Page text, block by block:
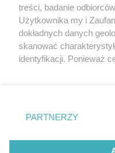
Nie zapomnij
zapoznać się z:
polityką
Twojemiasto
Piekary Śląskie
Chorzów
Tarnowskie Góry
Gliwice
treści, badanie
Użytkownika my i
dokładnych danych
skanować
identyfikacji. Ponieważ
prywatności znajdujący
. Niektóre rodzaje
zgody użytkownika, ale
takiemu przetwarzaniu.
PARTNERZY